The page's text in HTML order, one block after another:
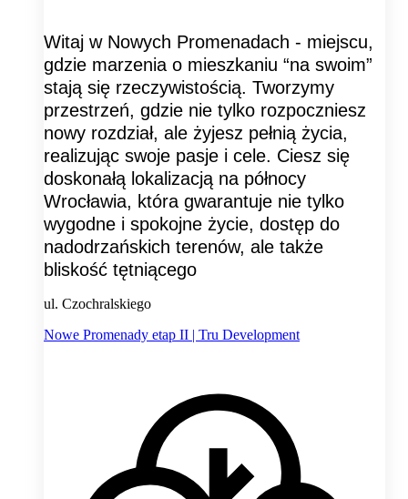
Witaj w Nowych Promenadach - miejscu,
gdzie marzenia o mieszkaniu “na swoim”
stają się rzeczywistością. Tworzymy
przestrzeń, gdzie nie tylko rozpoczniesz
nowy rozdział, ale żyjesz pełnią życia,
realizując swoje pasje i cele. Ciesz się
doskonałą lokalizacją na północy
Wrocławia, która gwarantuje nie tylko
wygodne i spokojne życie, dostęp do
nadodrzańskich terenów, ale także
bliskość tętniącego
ul. Czochralskiego
Nowe Promenady etap II | Tru Development